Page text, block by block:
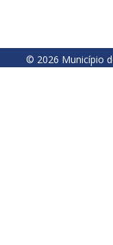
© 2026 Município